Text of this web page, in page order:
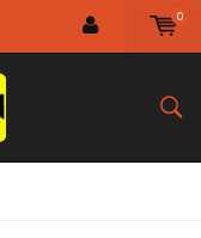
0